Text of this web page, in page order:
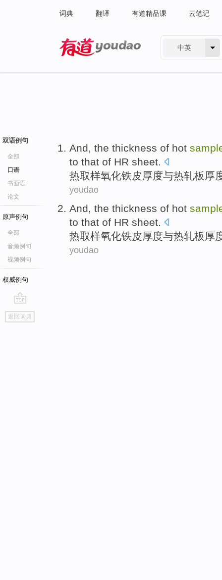
词典 翻译 有道精品课 云笔记
中英
双语例句
全部
口语
书面语
论文
原声例句
全部
音频例句
视频例句
权威例句
go
top
返回词典
And, the thickness of hot
to that of HR sheet.
热取样氧化铁皮厚度与热轧板厚
youdao
And, the thickness of hot
to that of HR sheet.
热取样氧化铁皮厚度与热轧板厚
youdao